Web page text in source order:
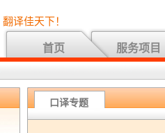
翻译佳天下！
首页 服务项目
口译专题